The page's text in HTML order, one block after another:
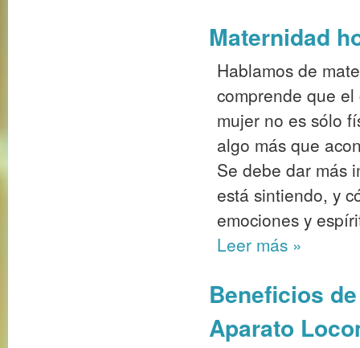
Maternidad
Hablamos de
comprende que
mujer no es sólo
algo más que
Se debe dar más
está sintiendo, y
emociones y
Leer más »
Beneficios
Aparato